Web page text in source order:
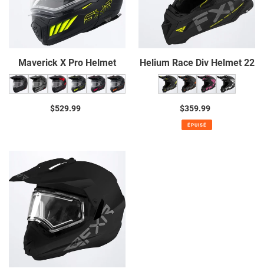
Maverick X Pro Helmet
Prix
$529.99
Helium Race Div Helmet 22
Prix
normal
$359.99
ÉPUISÉ
Torque
Prime
Helmet
with
Dual
Shield